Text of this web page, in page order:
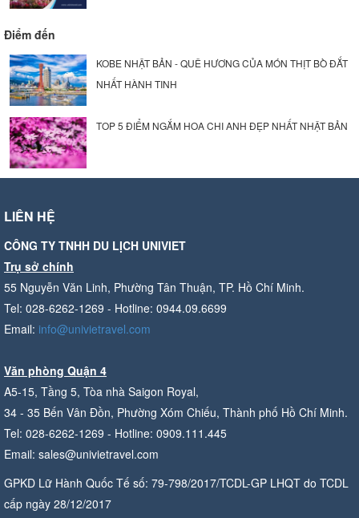
Điểm đến
KOBE NHẬT BẢN - QUÊ HƯƠNG CỦA MÓN THỊT BÒ ĐẮT
NHẤT HÀNH TINH
TOP 5 ĐIỂM NGẮM HOA CHI ANH ĐẸP NHẤT NHẬT BẢN
LIÊN HỆ
CÔNG TY TNHH DU LỊCH UNIVIET
Trụ sở chính
55 Nguyễn Văn Linh, Phường Tân Thuận, TP. Hồ Chí Minh.
Tel: 028-6262-1269 - Hotline: 0944.09.6699
Email: info@univietravel.com
Văn phòng Quận 4
A5-15, Tầng 5, Tòa nhà Saigon Royal,
34 - 35 Bến Vân Đồn, Phường Xóm Chiếu, Thành phố Hồ Chí Minh.
Tel: 028-6262-1269 - Hotline: 0909.111.445
Email: sales@univietravel.com
GPKD Lữ Hành Quốc Tế số: 79-798/2017/TCDL-GP LHQT do TCDL
cấp ngày 28/12/2017